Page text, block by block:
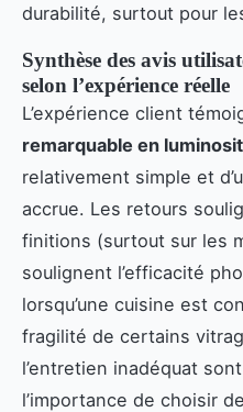
durabilité, surtout pour
Synthèse des avis
selon l’expérience réelle
L’expérience client
remarquable en
relativement simple et
accrue. Les retours
finitions (surtout sur les
soulignent l’efficacité
lorsqu’une cuisine est
fragilité de certains
l’entretien inadéquat
l’importance de choisir